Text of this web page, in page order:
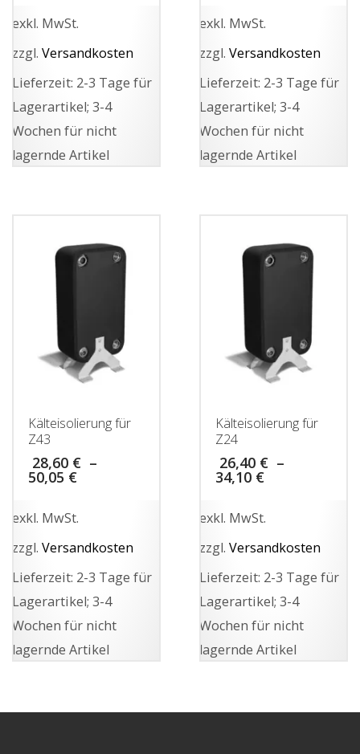
exkl. MwSt.
zzgl. Versandkosten
Lieferzeit: 2-3 Tage für
Lagerartikel; 3-4
Wochen für nicht
lagernde Artikel
mehrere
Varianten
Optionen
können
der
Produktseite
gewählt
exkl. MwSt.
zzgl. Versandkosten
Lieferzeit: 2-3 Tage für
Lagerartikel; 3-4
Wochen für nicht
lagernde Artikel
mehrere
Varianten
Optionen
können
der
Produktseite
gewählt
Kälteisolierung für
Z43
28,60 € –
50,05 €
exkl. MwSt.
zzgl. Versandkosten
Lieferzeit: 2-3 Tage für
Lagerartikel; 3-4
Wochen für nicht
lagernde Artikel
Kälteisolierung für
Z24
26,40 € –
34,10 €
exkl. MwSt.
zzgl. Versandkosten
Lieferzeit: 2-3 Tage für
Lagerartikel; 3-4
Wochen für nicht
lagernde Artikel